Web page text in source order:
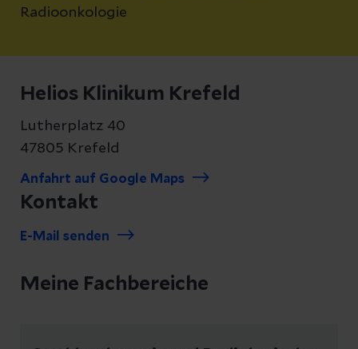
Radioonkologie
Helios Klinikum Krefeld
Lutherplatz 40
47805 Krefeld
Anfahrt auf Google Maps
Kontakt
E-Mail senden
Meine Fachbereiche